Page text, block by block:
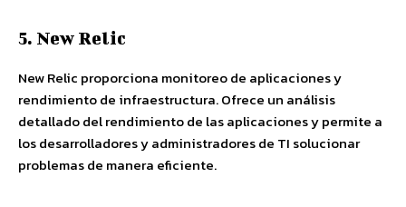
5. New Relic
New Relic proporciona monitoreo de aplicaciones y
rendimiento de infraestructura. Ofrece un análisis
detallado del rendimiento de las aplicaciones y permite a
los desarrolladores y administradores de TI solucionar
problemas de manera eficiente.